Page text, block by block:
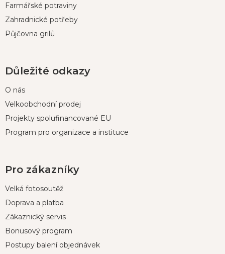
Farmářské potraviny
Zahradnické potřeby
Půjčovna grilů
Důležité odkazy
O nás
Velkoobchodní prodej
Projekty spolufinancované EU
Program pro organizace a instituce
Pro zákazníky
Velká fotosoutěž
Doprava a platba
Zákaznický servis
Bonusový program
Postupy balení objednávek